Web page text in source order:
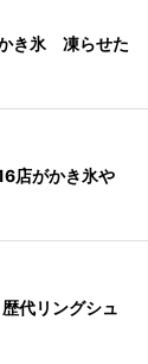
き氷 凍らせた
店がかき氷や
代リングシュ